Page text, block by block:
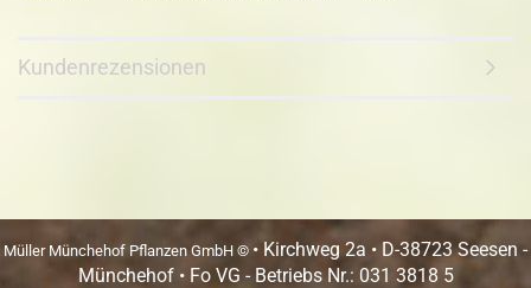
Kundenrezensionen
Müller Münchehof Pflanzen GmbH © • Kirchweg 2a • D-38723 Seesen -
Münchehof • Fo VG - Betriebs Nr.: 031 3818 5